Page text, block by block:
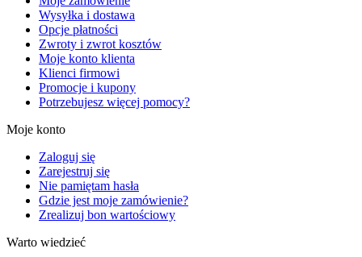
Wysyłka i dostawa
Opcje płatności
Zwroty i zwrot kosztów
Moje konto klienta
Klienci firmowi
Promocje i kupony
Potrzebujesz więcej pomocy?
Moje konto
Zaloguj się
Zarejestruj się
Nie pamiętam hasła
Gdzie jest moje zamówienie?
Zrealizuj bon wartościowy
Warto wiedzieć